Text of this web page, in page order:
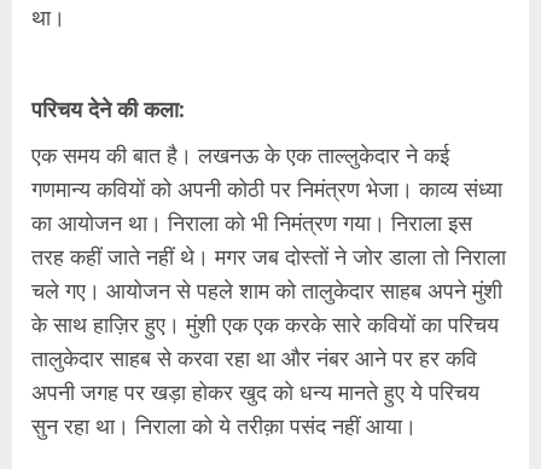
था।
परिचय देने की कला:
एक समय की बात है। लखनऊ के एक ताल्लुकेदार ने कई
गणमान्य कवियों को अपनी कोठी पर निमंत्रण भेजा। काव्य संध्या
का आयोजन था। निराला को भी निमंत्रण गया। निराला इस
तरह कहीं जाते नहीं थे। मगर जब दोस्तों ने जोर डाला तो निराला
चले गए। आयोजन से पहले शाम को तालुकेदार साहब अपने मुंशी
के साथ हाज़िर हुए। मुंशी एक एक करके सारे कवियों का परिचय
तालुकेदार साहब से करवा रहा था और नंबर आने पर हर कवि
अपनी जगह पर खड़ा होकर खुद को धन्य मानते हुए ये परिचय
सुन रहा था। निराला को ये तरीक़ा पसंद नहीं आया।